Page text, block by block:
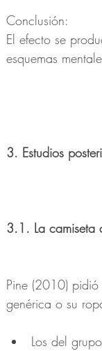
Conclusión:
El efecto se
esquemas
3. Estudios
3.1. La camiseta
Pine (2010)
genérica o su
Los del